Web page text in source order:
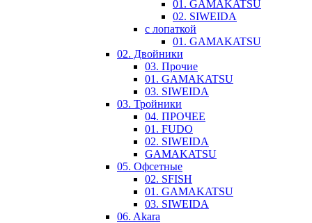
01. GAMAKATSU
02. SIWEIDA
с лопаткой
01. GAMAKATSU
02. Двойники
03. Прочие
01. GAMAKATSU
03. SIWEIDA
03. Тройники
04. ПРОЧЕЕ
01. FUDO
02. SIWEIDA
GAMAKATSU
05. Офсетные
02. SFISH
01. GAMAKATSU
03. SIWEIDA
06. Akara